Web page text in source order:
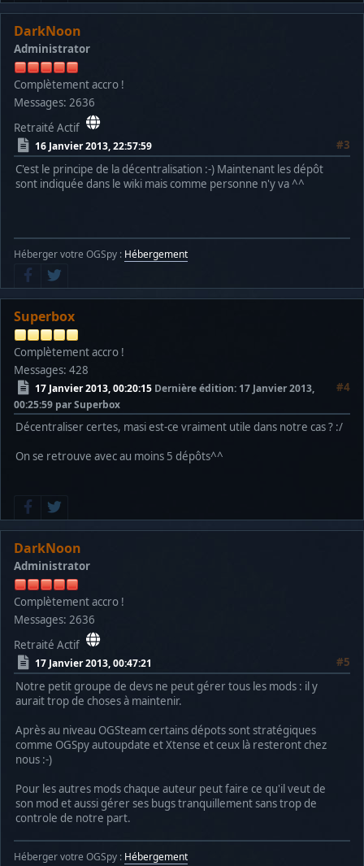
DarkNoon
Administrator
Complètement accro !
Messages: 2636
Retraité Actif
16 Janvier 2013, 22:57:59
#3
C'est le principe de la décentralisation :-) Maintenant les dépôt
sont indiquée dans le wiki mais comme personne n'y va ^^
Héberger votre OGSpy : Hébergement
Superbox
Complètement accro !
Messages: 428
17 Janvier 2013, 00:20:15 #4
Dernière édition: 17 Janvier 2013,
00:25:59 par Superbox
Décentraliser certes, masi est-ce vraiment utile dans notre cas ? :/
On se retrouve avec au moins 5 dépôts^^
DarkNoon
Administrator
Complètement accro !
Messages: 2636
Retraité Actif
17 Janvier 2013, 00:47:21
#5
Notre petit groupe de devs ne peut gérer tous les mods : il y
aurait trop de choses à maintenir.
Après au niveau OGSteam certains dépots sont stratégiques
comme OGSpy autoupdate et Xtense et ceux là resteront chez
nous :-)
Pour les autres mods chaque auteur peut faire ce qu'il veut de
son mod et aussi gérer ses bugs tranquillement sans trop de
controle de notre part.
Héberger votre OGSpy : Hébergement